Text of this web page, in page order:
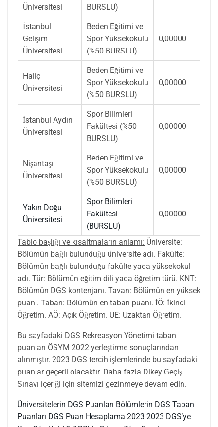
Üniversitesi
BURSLU)
İstanbul
Gelişim
Üniversitesi
Beden Eğitimi ve
Spor Yüksekokulu
(%50 BURSLU)
0,00000
Haliç
Üniversitesi
Beden Eğitimi ve
Spor Yüksekokulu
(%50 BURSLU)
0,00000
İstanbul Aydın
Üniversitesi
Spor Bilimleri
Fakültesi (%50
BURSLU)
0,00000
Nişantaşı
Üniversitesi
Beden Eğitimi ve
Spor Yüksekokulu
(%50 BURSLU)
0,00000
Yakın Doğu
Üniversitesi
Spor Bilimleri
Fakültesi
(BURSLU)
0,00000
Tablo başlığı ve kısaltmaların anlamı: Üniversite:
Bölümün bağlı bulunduğu üniversite adı. Fakülte:
Bölümün bağlı bulunduğu fakülte yada yüksekokul
adı. Tür: Bölümün eğitim dili yada öğretim türü. KNT:
Bölümün DGS kontenjanı. Tavan: Bölümün en yüksek
puanı. Taban: Bölümün en taban puanı. İÖ: İkinci
Öğretim. AÖ: Açık Öğretim. UE: Uzaktan Öğretim.
Bu sayfadaki DGS Rekreasyon Yönetimi taban
puanları ÖSYM 2022 yerleştirme sonuçlarından
alınmıştır. 2023 DGS tercih işlemlerinde bu sayfadaki
puanlar geçerli olacaktır. Daha fazla Dikey Geçiş
Sınavı içeriği için sitemizi gezinmeye devam edin.
Üniversitelerin DGS Puanları Bölümlerin DGS Taban
Puanları DGS Puan Hesaplama 2023 2023 DGS’ye